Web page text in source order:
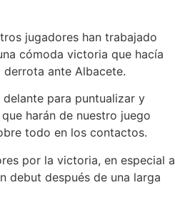
jugadores han trabajado
cómoda victoria que hacía
ante Albacete.
para puntualizar y
harán de nuestro juego
todo en los contactos.
por la victoria, en especial a
debut después de una larga